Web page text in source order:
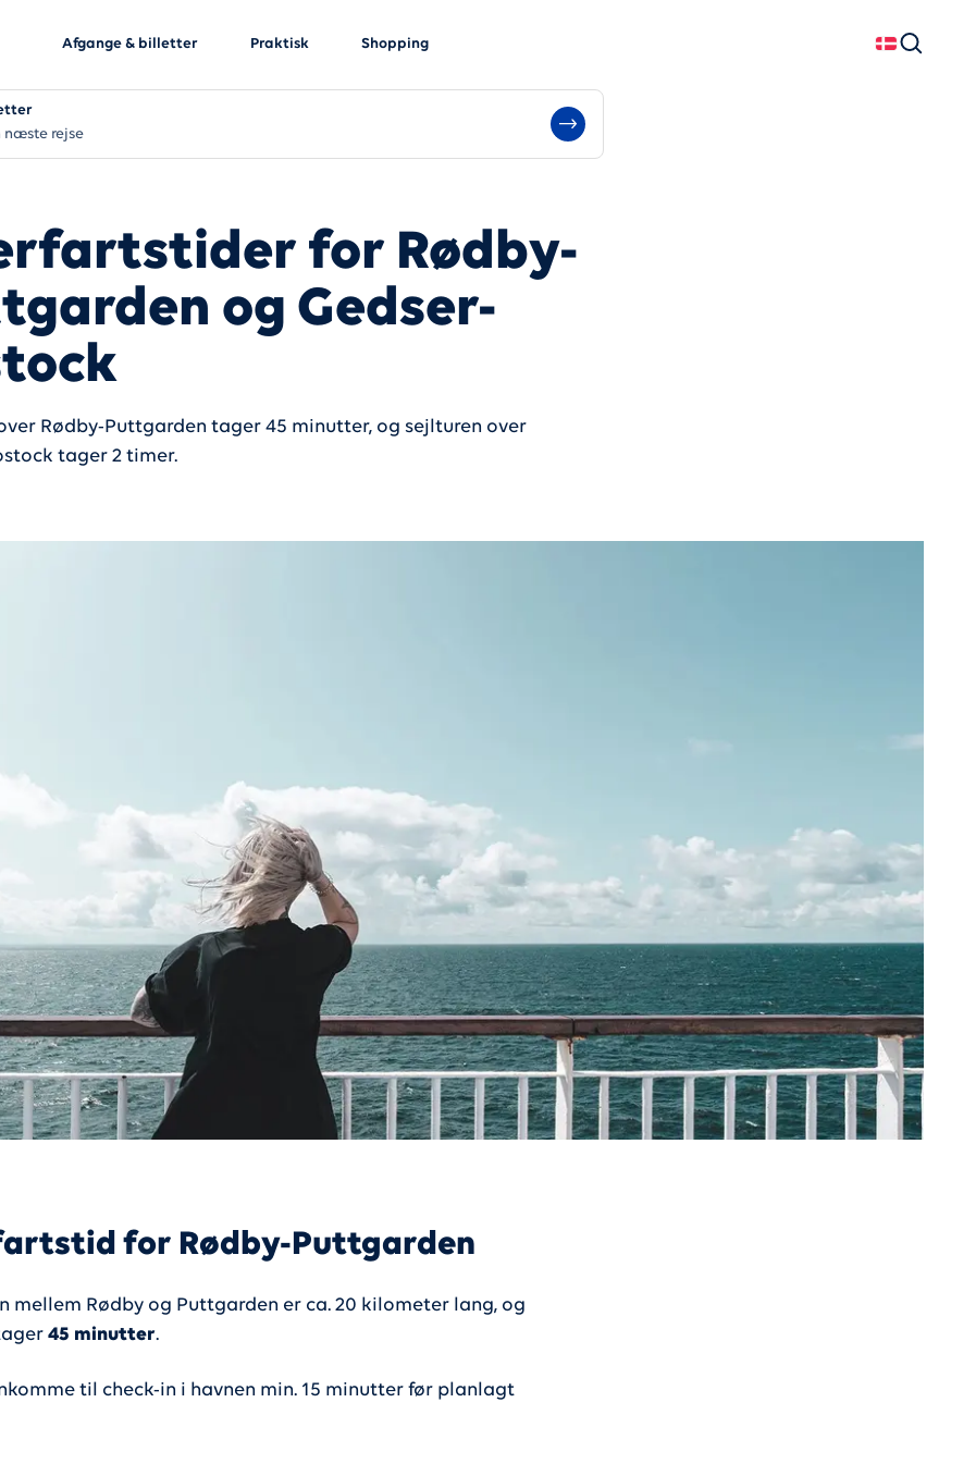
Afgange & billetter Praktisk Shopping
Dansk
Søg
næste rejse
for Rødby-
og Gedser-
Rødby-Puttgarden tager 45 minutter, og sejlturen over
tager 2 timer.
for Rødby-Puttgarden
mellem Rødby og Puttgarden er ca. 20 kilometer lang, og
45 minutter.
til check-in i havnen min. 15 minutter før planlagt